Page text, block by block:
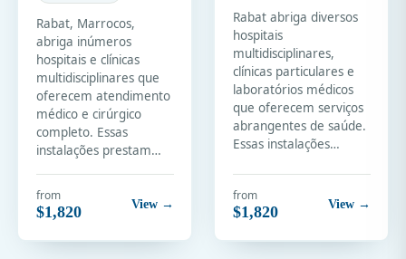
Rabat, Marrocos,
abriga inúmeros
hospitais e clínicas
multidisciplinares que
oferecem atendimento
médico e cirúrgico
completo. Essas
instalações prestam…
from
$1,820 View →
Rabat abriga diversos
hospitais
multidisciplinares,
clínicas particulares e
laboratórios médicos
que oferecem serviços
abrangentes de saúde.
Essas instalações…
from
$1,820 View →